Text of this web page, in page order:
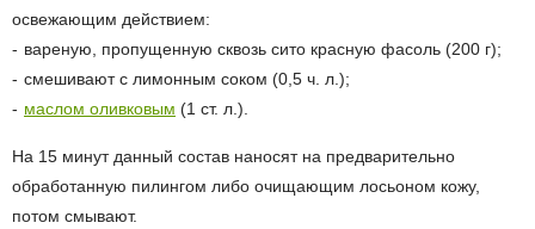
освежающим действием:
вареную, пропущенную сквозь сито красную фасоль (200 г);
смешивают с лимонным соком (0,5 ч. л.);
маслом оливковым (1 ст. л.).
На 15 минут данный состав наносят на предварительно
обработанную пилингом либо очищающим лосьоном кожу,
потом смывают.